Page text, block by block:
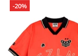
-20%